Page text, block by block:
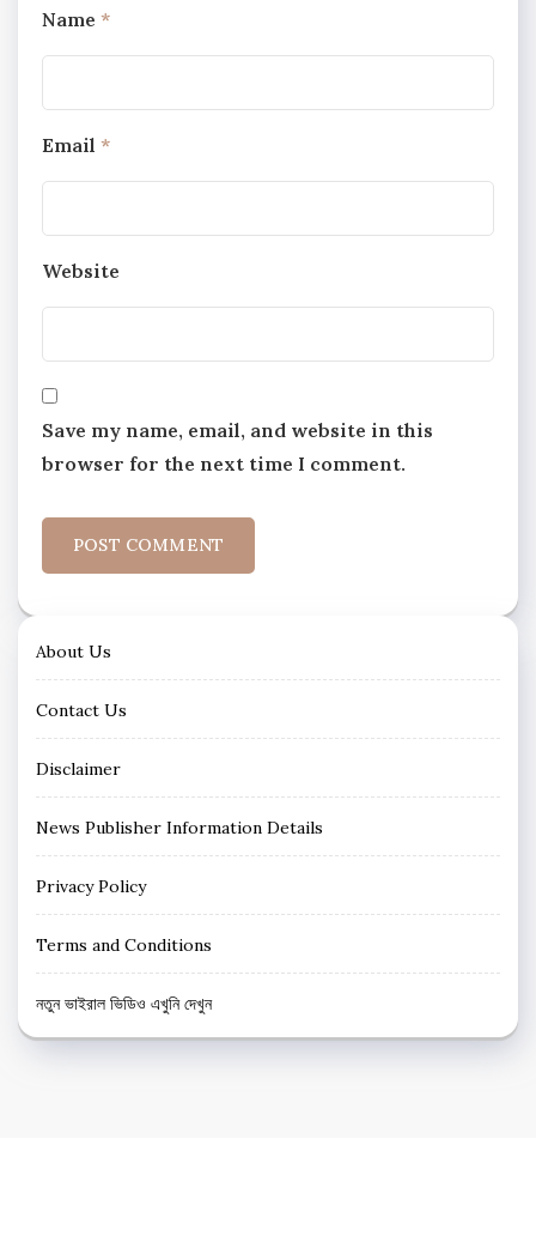
Name *
Email *
Website
Save my name, email, and website in this
browser for the next time I comment.
About Us
Contact Us
Disclaimer
News Publisher Information Details
Privacy Policy
Terms and Conditions
নতুন ভাইরাল ভিডিও এখুনি দেখুন